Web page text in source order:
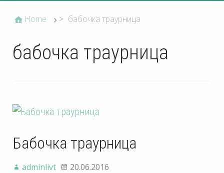
Home > бабочка траурница
бабочка траурница
Бабочка траурница
adminlivt 20.06.2016